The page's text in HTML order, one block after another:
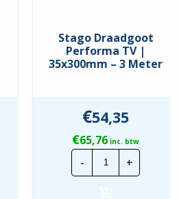
Stago Draadgoot
Performa TV |
35x300mm – 3 Meter
€54,35
€65,76 inc. btw
-
Stago
Draadgoot
Performa
+